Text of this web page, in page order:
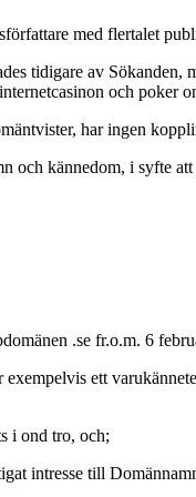
med flertalet
tidigare av
och poker
har ingen
och kännedom, i syfte
.se fr.o.m. 6
ett
i ond tro, och;
intresse till